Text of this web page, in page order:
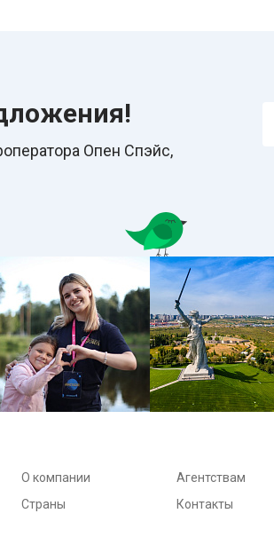
Опен Спэйс,
О компании Агентствам
Страны
Контакты